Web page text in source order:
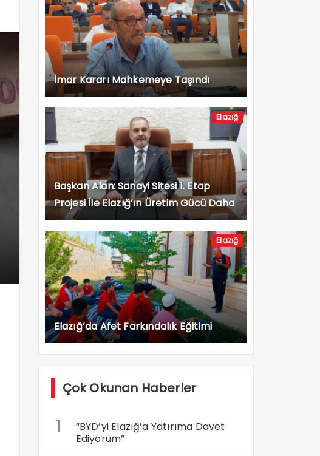
İmar Kararı Mahkemeye Taşındı
Elazığ
Başkan Alan: Sanayi Sitesi 1. Etap
Projesi İle Elazığ’ın Üretim Gücü Daha
da Artacak”
Elazığ
Elazığ’da Afet Farkındalık Eğitimi
Çok Okunan Haberler
1
“BYD’yi Elazığ’a Yatırıma Davet
Ediyorum”